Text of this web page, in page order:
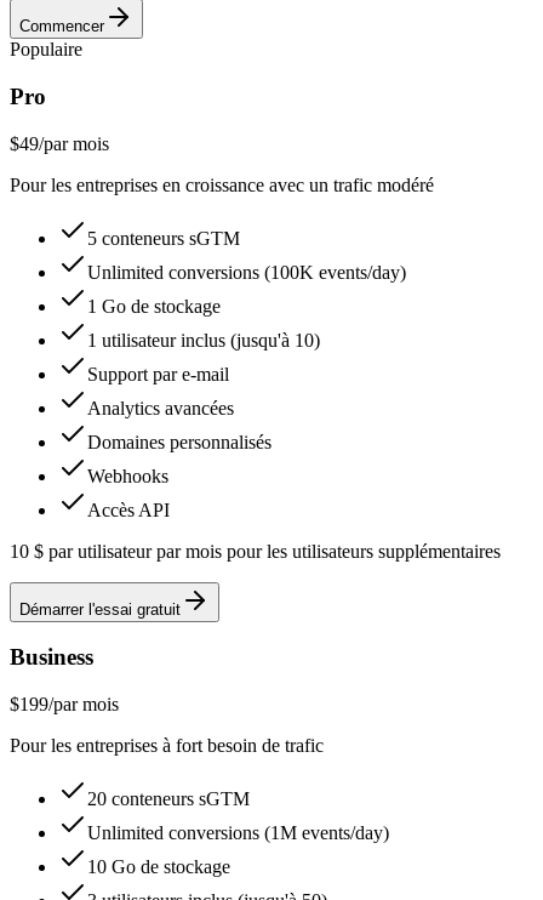
Commencer
Populaire
Pro
$49/par mois
Pour les entreprises en croissance avec un trafic modéré
5 conteneurs sGTM
Unlimited conversions (100K events/day)
1 Go de stockage
1 utilisateur inclus (jusqu'à 10)
Support par e-mail
Analytics avancées
Domaines personnalisés
Webhooks
Accès API
10 $ par utilisateur par mois pour les utilisateurs supplémentaires
Démarrer l'essai gratuit
Business
$199/par mois
Pour les entreprises à fort besoin de trafic
20 conteneurs sGTM
Unlimited conversions (1M events/day)
10 Go de stockage